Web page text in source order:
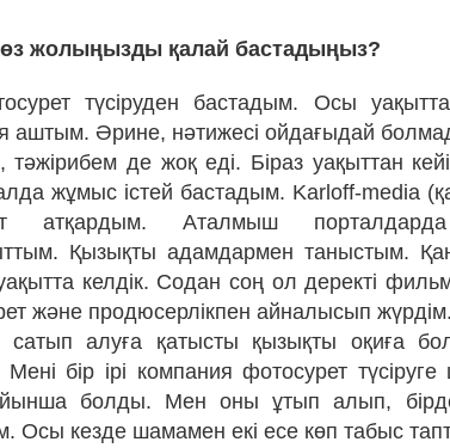
жолыңызды қалай бастадыңыз?
түсіруден бастадым. Осы уақытта
аштым. Әрине, нәтижесі ойдағыдай
тәжірибем де жоқ еді. Біраз уақыттан
жұмыс істей бастадым. Karloff-media
атқардым. Аталмыш
Қызықты адамдармен таныстым.
келдік. Содан соң ол деректі
және продюсерлікпен айналысып жүрдім.
сатып алуға қатысты қызықты оқиға
Мені бір ірі компания фотосурет
болды. Мен оны ұтып алып,
Осы кезде шамамен екі есе көп табыс